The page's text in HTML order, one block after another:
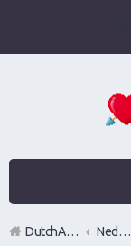
DutchAttraction.nl Nederlands grootste Dutch Attraction, Lifestyle, Vrouwen versieren en Pick-Up (PUA) Forum